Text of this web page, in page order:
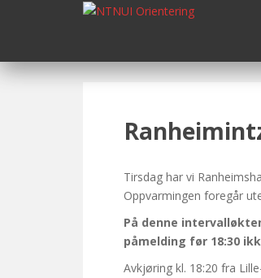
p
Tirsdag har vi
Oppvarmingen foregår
På denne
påmelding før 18:30
Avkjøring kl. 18:20 fra